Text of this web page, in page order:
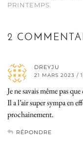
PRINTEMPS
2
DREYJU
21 MARS 2023 /
Je ne savais même pas
Il a l’air super sympa en
prochainement.
RÉPONDRE